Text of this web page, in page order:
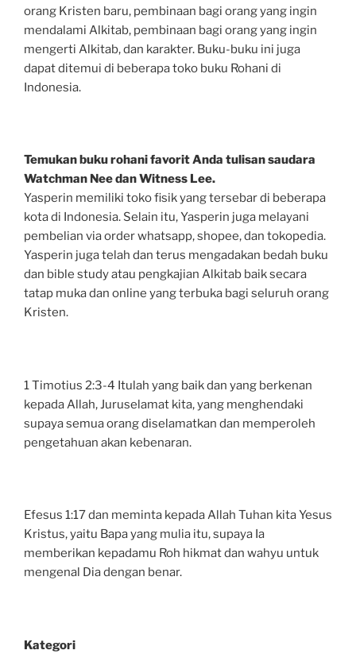
orang Kristen baru, pembinaan bagi orang yang ingin
mendalami Alkitab, pembinaan bagi orang yang ingin
mengerti Alkitab, dan karakter. Buku-buku ini juga
dapat ditemui di beberapa toko buku Rohani di
Indonesia.
Temukan buku rohani favorit Anda tulisan saudara
Watchman Nee dan Witness Lee.
Yasperin memiliki toko fisik yang tersebar di beberapa
kota di Indonesia. Selain itu, Yasperin juga melayani
pembelian via order whatsapp, shopee, dan tokopedia.
Yasperin juga telah dan terus mengadakan bedah buku
dan bible study atau pengkajian Alkitab baik secara
tatap muka dan online yang terbuka bagi seluruh orang
Kristen.
1 Timotius 2:3-4 Itulah yang baik dan yang berkenan
kepada Allah, Juruselamat kita, yang menghendaki
supaya semua orang diselamatkan dan memperoleh
pengetahuan akan kebenaran.
Efesus 1:17 dan meminta kepada Allah Tuhan kita Yesus
Kristus, yaitu Bapa yang mulia itu, supaya Ia
memberikan kepadamu Roh hikmat dan wahyu untuk
mengenal Dia dengan benar.
Kategori